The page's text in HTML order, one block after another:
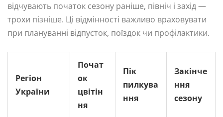
відчувають початок сезону раніше, північ і захід —
трохи пізніше. Ці відмінності важливо враховувати
при плануванні відпусток, поїздок чи профілактики.
Регіон
України
Почат
ок
цвітін
ня
Пік
пилкува
ння
Закінче
ння
сезону